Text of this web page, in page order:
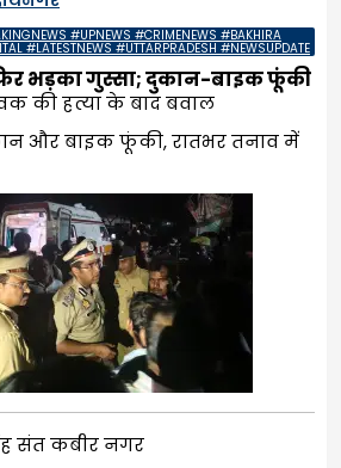
#UPNEWS #CRIMENEWS #BAKHIRA
#LATESTNEWS #UTTARPRADESH #NEWSUPDATE
भड़का गुस्सा; दुकान-बाइक फूंकी
की हत्या के बाद बवाल
और बाइक फूंकी, रातभर तनाव में
संत कबीर नगर